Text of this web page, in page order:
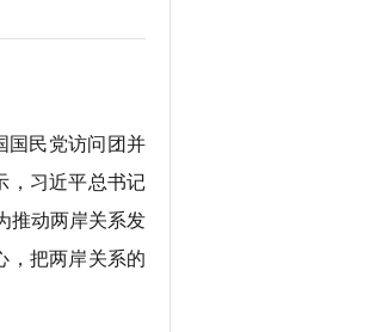
国民党访问团并
，习近平总书记
推动两岸关系发
，把两岸关系的